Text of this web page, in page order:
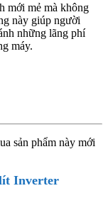
mới mẻ mà không
này giúp người
những lãng phí
máy.
sản phẩm này mới
Inverter